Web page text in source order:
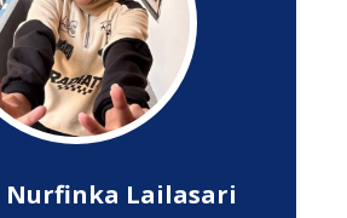
Nurfinka Lailasari